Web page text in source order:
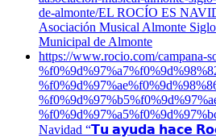
de-almonte/EL ROCÍO ES
Asociación Musical Almonte
Municipal de Almonte
https://www.rocio.com/campana-
Navidad “𝗧𝘂 𝗮𝘆𝘂𝗱𝗮 𝗵𝗮𝗰𝗲